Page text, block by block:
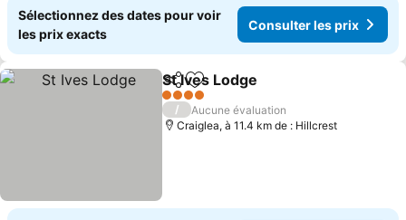
Sélectionnez des dates pour voir
les prix exacts
Consulter les prix
PartagerAjouter à mes favoris
St Ives Lodge
4 Étoiles
/
Aucune évaluation
Craiglea, à 11.4 km de : Hillcrest